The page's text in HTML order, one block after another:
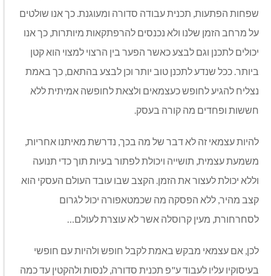
שפחות הפתעות, תכנית עבודה סדורה ומעוגנת. כך אנו שולטים
על מרחב הזמן שלנו ולא נכנסים להרפתקאות מיותרות, כך אנו
יכולים לתכנן וגם לבצע כאשר הפער בין הרצוי למצוי הוא קטן
ביותר. ככל שנדע לתכנן טוב יותר וכן לבצע בהתאם, כך באמת
נצליח להגיע לחופש כעצמאים ולצאת לחופשה אמיתית ללא
חששות ופחדים מה קורה בעסק.
להיות עצמאי זה לא דבר של מה בכך, נדרשת מאיתנו אחריות,
משמעת עצמית, תושייה ויכולת לפתור בעיות תוך כדי תנועה
וללא יכולת לעצור את הזמן. הקצב שבו עובד העולם העסקי הוא
קצב מהיר, ללא הפסקה מה שכמטאפורה יכול לגרום
לסחרחורת, מעין קרוסלה אשר לא עוצרת לעולם…
לכן, אם עצמאי מבקש באמת לקבל חופש ולהיות עם חופשי
בעיסוקיו עליו לעבוד ע"פ תכנית סדורה, לנסות ולהקטין עד כמה